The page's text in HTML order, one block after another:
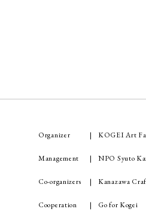
Organizer KOGEI Art
Management NPO Syuto
Co-organizers Kanazawa
Cooperation Go for Kogei